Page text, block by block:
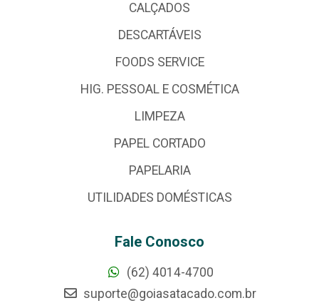
CALÇADOS
DESCARTÁVEIS
FOODS SERVICE
HIG. PESSOAL E COSMÉTICA
LIMPEZA
PAPEL CORTADO
PAPELARIA
UTILIDADES DOMÉSTICAS
Fale Conosco
(62) 4014-4700
suporte@goiasatacado.com.br